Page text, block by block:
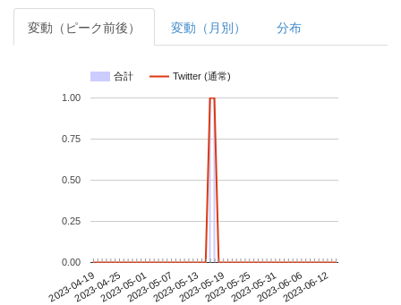
変動（ピーク前後） 変動（月別） 分布
合計 Twitter (通常)
2023-04-192023-04-252023-05-012023-05-072023-05-132023-05-192023-05-252023-05-312023-06-062023-06-12
0.00
0.25
0.50
0.75
1.00